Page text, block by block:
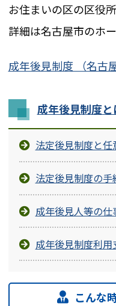
お住まいの区の区役
詳細は名古屋市のホ
成年後見制度 （名古
成年後見制度と
法定後見制度と任
法定後見制度の手
成年後見人等の
成年後見制度利用
こんな